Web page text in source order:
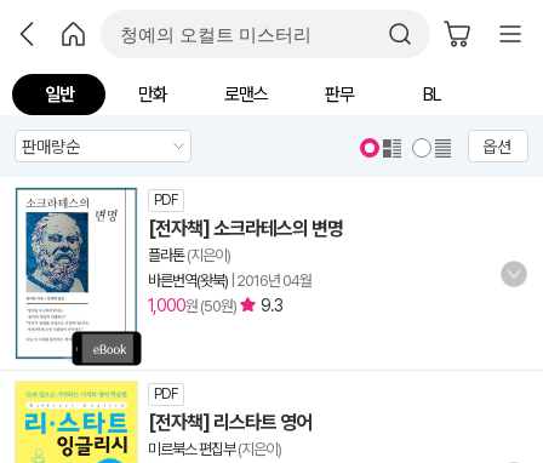
일반 만화 로맨스 판무 BL
옵션
PDF
[전자책] 소크라테스의 변명
플라톤(지은이)
바른번역(왓북) 2016년 04월
1,000원 (50원) 9.3
PDF
[전자책] 리스타트 영어
미르북스 편집부(지은이)